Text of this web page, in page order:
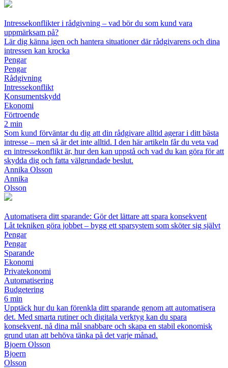
Intressekonflikter i rådgivning – vad bör du som kund vara
uppmärksam på?
Lär dig känna igen och hantera situationer där rådgivarens och dina
intressen kan krocka
Pengar
Pengar
Rådgivning
Intressekonflikt
Konsumentskydd
Ekonomi
Förtroende
2 min
Som kund förväntar du dig att din rådgivare alltid agerar i ditt bästa
intresse – men så är det inte alltid. I den här artikeln får du veta vad
en intressekonflikt är, hur den kan uppstå och vad du kan göra för att
skydda dig och fatta välgrundade beslut.
Annika Olsson
Annika
Olsson
Automatisera ditt sparande: Gör det lättare att spara konsekvent
Låt tekniken göra jobbet – bygg ett sparsystem som sköter sig självt
Pengar
Pengar
Sparande
Ekonomi
Privatekonomi
Automatisering
Budgetering
6 min
Upptäck hur du kan förenkla ditt sparande genom att automatisera
det. Med smarta rutiner och digitala verktyg kan du spara
konsekvent, nå dina mål snabbare och skapa en stabil ekonomisk
grund utan att behöva tänka på det varje månad.
Bjoern Olsson
Bjoern
Olsson